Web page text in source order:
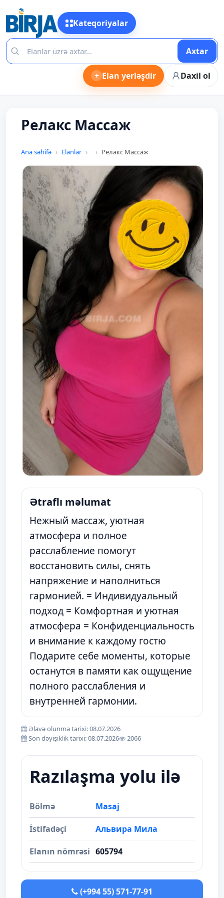
Kateqoriyalar
Axtar
+ Elan yerləşdir Daxil ol
Релакс Массаж
Ana səhifə Elanlar Релакс Массаж
Ətraflı məlumat
Нежный массаж, уютная
атмосфера и полное
расслабление помогут
восстановить силы, снять
напряжение и наполниться
гармонией. = Индивидуальный
подход = Комфортная и уютная
атмосфера = Конфиденциальность
и внимание к каждому гостю
Подарите себе моменты, которые
останутся в памяти как ощущение
полного расслабления и
внутренней гармонии.
Əlavə olunma tarixi: 08.07.2026
Son dəyişiklik tarixi: 08.07.2026
2066
Razılaşma yolu ilə
Bölmə Masaj
İstifadəçi Альвира Мила
Elanın nömrəsi 605794
(+994 55) 571-77-91